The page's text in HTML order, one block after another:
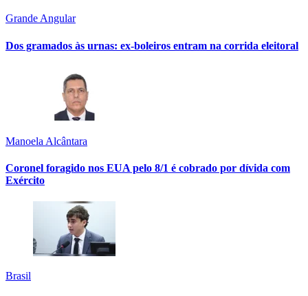
Grande Angular
Dos gramados às urnas: ex-boleiros entram na corrida eleitoral
Manoela Alcântara
Coronel foragido nos EUA pelo 8/1 é cobrado por dívida com
Exército
Brasil